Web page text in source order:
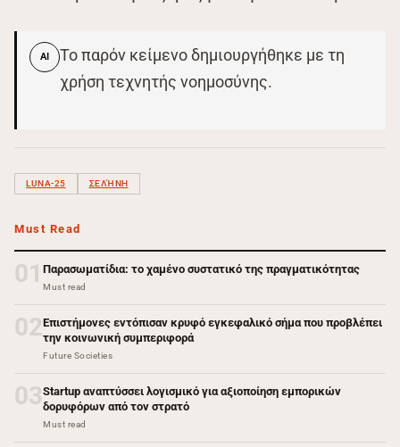
AI
Το παρόν κείμενο δημιουργήθηκε με τη
χρήση τεχνητής νοημοσύνης.
LUNA-25 ΣΕΛΉΝΗ
Must Read
01 Παρασωματίδια: το χαμένο συστατικό της πραγματικότητας
Must read
02Επιστήμονες εντόπισαν κρυφό εγκεφαλικό σήμα που προβλέπει
την κοινωνική συμπεριφορά
Future Societies
03Startup αναπτύσσει λογισμικό για αξιοποίηση εμπορικών
δορυφόρων από τον στρατό
Must read